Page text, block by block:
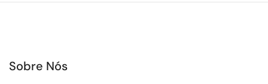
Sobre Nós